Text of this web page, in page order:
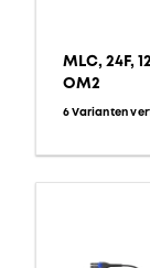
MLC, 24F,
OM2
6 Varianten